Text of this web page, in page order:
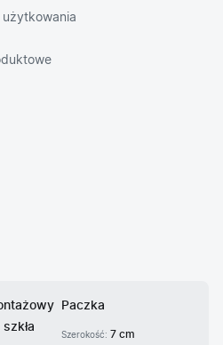
użytkowania
Paczka
Szerokość: 7 cm